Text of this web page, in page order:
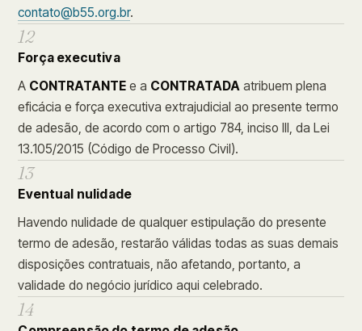
contato@b55.org.br.
12
Força executiva
A CONTRATANTE e a CONTRATADA atribuem plena
eficácia e força executiva extrajudicial ao presente termo
de adesão, de acordo com o artigo 784, inciso III, da Lei
13.105/2015 (Código de Processo Civil).
13
Eventual nulidade
Havendo nulidade de qualquer estipulação do presente
termo de adesão, restarão válidas todas as suas demais
disposições contratuais, não afetando, portanto, a
validade do negócio jurídico aqui celebrado.
14